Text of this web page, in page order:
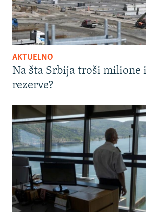
AKTUELNO
Na šta Srbija troši milione
rezerve?